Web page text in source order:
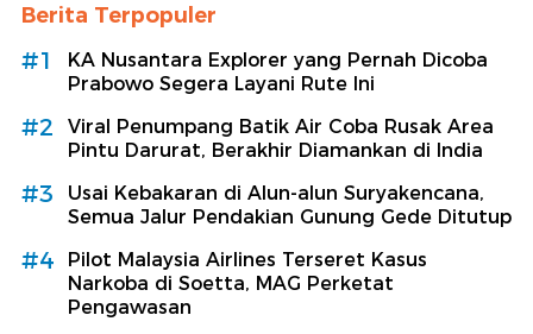
Berita Terpopuler
#1
KA Nusantara Explorer yang Pernah Dicoba
Prabowo Segera Layani Rute Ini
#2
Viral Penumpang Batik Air Coba Rusak Area
Pintu Darurat, Berakhir Diamankan di India
#3
Usai Kebakaran di Alun-alun Suryakencana,
Semua Jalur Pendakian Gunung Gede Ditutup
#4
Pilot Malaysia Airlines Terseret Kasus
Narkoba di Soetta, MAG Perketat
Pengawasan